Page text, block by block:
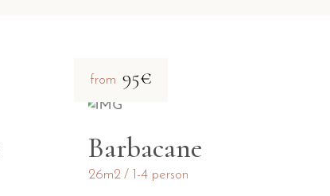
from 95€
Barbacane
26m2 1-4 person